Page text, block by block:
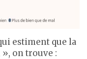
estiment que la
on trouve :